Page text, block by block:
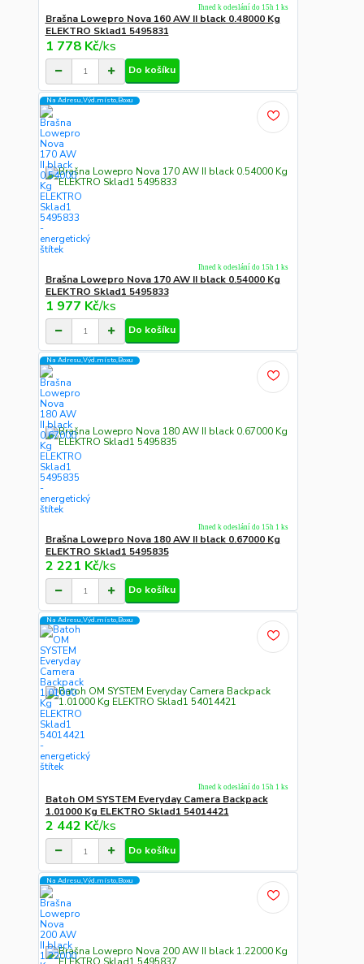
Brašna Lowepro Nova 160 AW II black 0.48000 Kg
ELEKTRO Sklad1 5495831
1 778 Kč/ks
Ihned k odeslání do 15h 1 ks
Do košíku
Na Adresu,Výd.místo,Boxu
Brašna Lowepro Nova 170 AW II black 0.54000 Kg
ELEKTRO Sklad1 5495833
1 977 Kč/ks
Ihned k odeslání do 15h 1 ks
Do košíku
Na Adresu,Výd.místo,Boxu
Brašna Lowepro Nova 180 AW II black 0.67000 Kg
ELEKTRO Sklad1 5495835
2 221 Kč/ks
Ihned k odeslání do 15h 1 ks
Do košíku
Na Adresu,Výd.místo,Boxu
Batoh OM SYSTEM Everyday Camera Backpack
1.01000 Kg ELEKTRO Sklad1 54014421
2 442 Kč/ks
Ihned k odeslání do 15h 1 ks
Do košíku
Na Adresu,Výd.místo,Boxu